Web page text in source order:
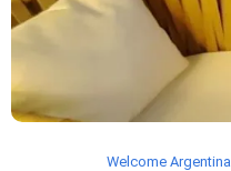
Welcome Argentina